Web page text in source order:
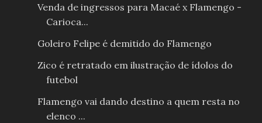
Venda de ingressos para Macaé x Flamengo -
Carioca...
Goleiro Felipe é demitido do Flamengo
Zico é retratado em ilustração de ídolos do
futebol
Flamengo vai dando destino a quem resta no
elenco ...